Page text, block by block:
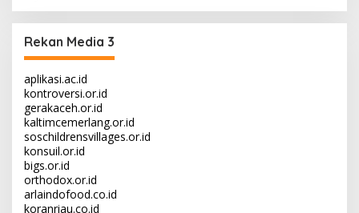
Rekan Media 3
aplikasi.ac.id
kontroversi.or.id
gerakaceh.or.id
kaltimcemerlang.or.id
soschildrensvillages.or.id
konsuil.or.id
bigs.or.id
orthodox.or.id
arlaindofood.co.id
koranriau.co.id